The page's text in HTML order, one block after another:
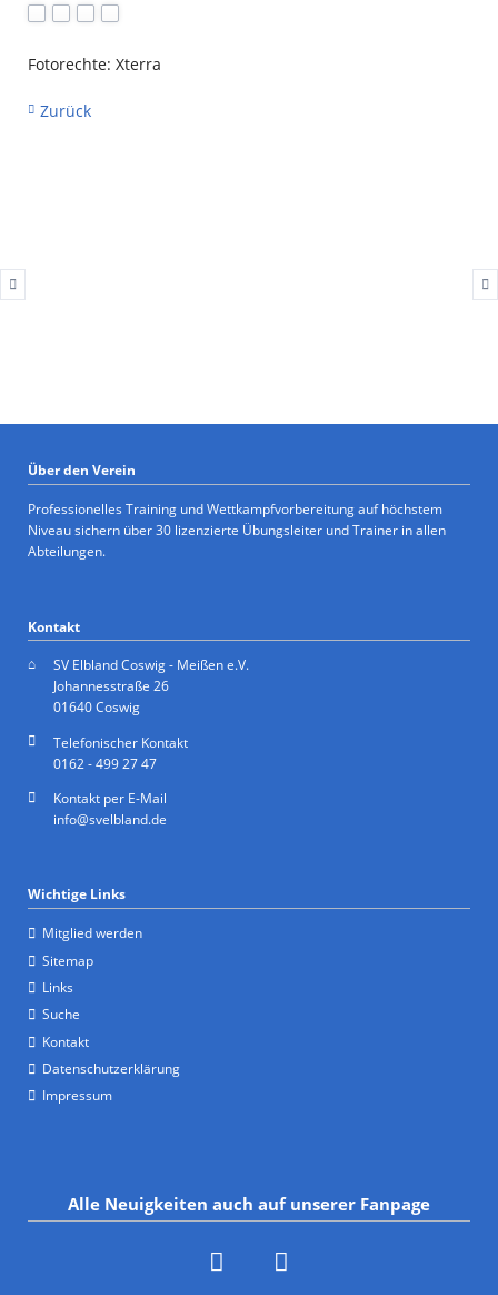
Fotorechte: Xterra
Zurück
Über den Verein
Professionelles Training und Wettkampfvorbereitung auf höchstem
Niveau sichern über 30 lizenzierte Übungsleiter und Trainer in allen
Abteilungen.
Kontakt
SV Elbland Coswig - Meißen e.V.
Johannesstraße 26
01640 Coswig
Telefonischer Kontakt
0162 - 499 27 47
Kontakt per E-Mail
info@svelbland.de
Wichtige Links
Mitglied werden
Sitemap
Links
Suche
Kontakt
Datenschutzerklärung
Impressum
Alle Neuigkeiten auch auf unserer Fanpage